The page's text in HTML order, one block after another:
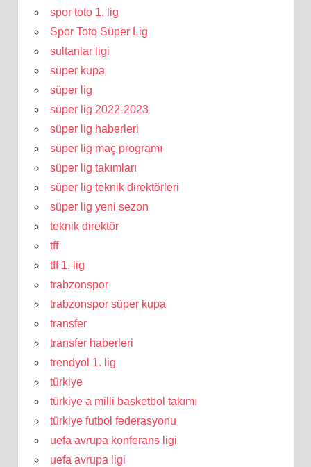
spor toto 1. lig
Spor Toto Süper Lig
sultanlar ligi
süper kupa
süper lig
süper lig 2022-2023
süper lig haberleri
süper lig maç programı
süper lig takımları
süper lig teknik direktörleri
süper lig yeni sezon
teknik direktör
tff
tff 1. lig
trabzonspor
trabzonspor süper kupa
transfer
transfer haberleri
trendyol 1. lig
türkiye
türkiye a milli basketbol takımı
türkiye futbol federasyonu
uefa avrupa konferans ligi
uefa avrupa ligi